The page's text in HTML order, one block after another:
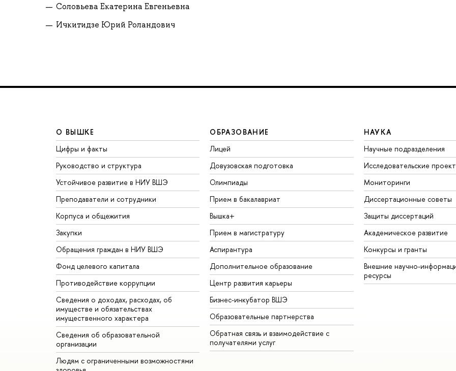
Соловьева Екатерина Евгеньевна
Ичкитидзе Юрий Роландович
О ВЫШКЕ
Цифры и факты
Руководство и структура
Устойчивое развитие в НИУ ВШЭ
Преподаватели и сотрудники
Корпуса и общежития
Закупки
Обращения граждан в НИУ ВШЭ
Фонд целевого капитала
Противодействие коррупции
Сведения о доходах, расходах, об
имуществе и обязательствах
имущественного характера
Сведения об образовательной
организации
Людям с ограниченными возможностями
ОБРАЗОВАНИЕ
Лицей
Довузовская подготовка
Олимпиады
Прием в бакалавриат
Вышка+
Прием в магистратуру
Аспирантура
Дополнительное образование
Центр развития карьеры
Бизнес-инкубатор ВШЭ
Образовательные партнерства
Обратная связь и взаимодействие с
получателями услуг
НАУКА
Научные подразделения
Исследовательские
Мониторинги
Диссертационные советы
Защиты диссертаций
Академическое развитие
Конкурсы и гранты
Внешние научно-
ресурсы